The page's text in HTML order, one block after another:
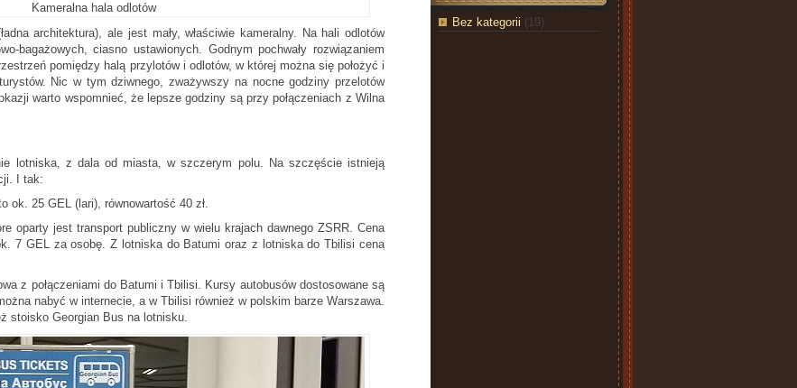
Kameralna hala odlotów
architektura), ale jest mały, właściwie kameralny. Na hali odlotów
bagażowych, ciasno ustawionych. Godnym pochwały rozwiązaniem
pomiędzy halą przylotów i odlotów, w której można się położyć i
Nic w tym dziwnego, zważywszy na nocne godziny przelotów
warto wspomnieć, że lepsze godziny są przy połączeniach z Wilna
lotniska, z dala od miasta, w szczerym polu. Na szczęście istnieją
I tak:
ok. 25 GEL (lari), równowartość 40 zł.
oparty jest transport publiczny w wielu krajach dawnego ZSRR. Cena
7 GEL za osobę. Z lotniska do Batumi oraz z lotniska do Tbilisi cena
z połączeniami do Batumi i Tbilisi. Kursy autobusów dostosowane są
nabyć w internecie, a w Tbilisi również w polskim barze Warszawa.
stoisko Georgian Bus na lotnisku.
Bez kategorii (19)